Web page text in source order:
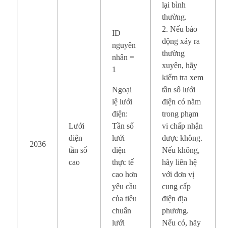
2036
Lưới
điện
tần số
cao
ID
nguyên
nhân =
1
Ngoại
lệ lưới
điện:
Tần số
lưới
điện
thực tế
cao hơn
yêu cầu
của tiêu
chuẩn
lưới
lại bình
thường.
2. Nếu báo
động xảy ra
thường
xuyên, hãy
kiểm tra xem
tần số lưới
điện có nằm
trong phạm
vi chấp nhận
được không.
Nếu không,
hãy liên hệ
với đơn vị
cung cấp
điện địa
phương.
Nếu có, hãy